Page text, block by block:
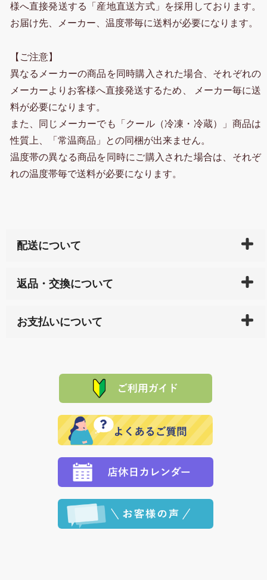
様へ直接発送する「産地直送方式」を採用しております。
お届け先、メーカー、温度帯毎に送料が必要になります。
【ご注意】
異なるメーカーの商品を同時購入された場合、それぞれの
メーカーよりお客様へ直接発送するため、 メーカー毎に送
料が必要になります。
また、同じメーカーでも「クール（冷凍・冷蔵）」商品は
性質上、「常温商品」との同梱が出来ません。
温度帯の異なる商品を同時にご購入された場合は、それぞ
れの温度帯毎で送料が必要になります。
配送について
天ペイ」の方はご注文受付後）、 長崎県下全域に点在
サイト内で購入された商品の送料は、こちらの
全国送
れの生産メーカーからお客様の元へ直送いたしますの
で、 それぞれ個別に送料が必要になります。
返品・交換について
または配送途中の 事故などで不都合が生じている場合
品代金を返金いたします。）
その際は誠に申し訳ありませんが、当協会までご注文
願いいたします。
お支払いについて
た場合、お客様からの ご入金を確認した後で、商品を
※「クレジットカード」「PayPay」「楽天ペイ」を指
定された場合は、準備出来次第の便にてお送りいたし
ます。 （到着日指定をされている場合は、ご指定の日
程に合わせてお届けいたします。）